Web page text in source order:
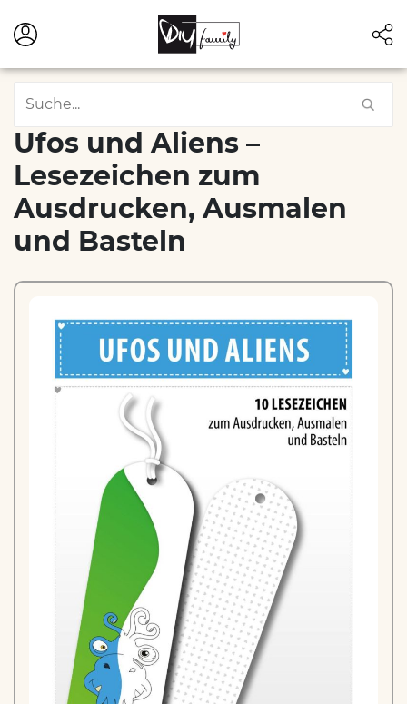
Ufos und Aliens –
Lesezeichen zum
Ausdrucken, Ausmalen
und Basteln